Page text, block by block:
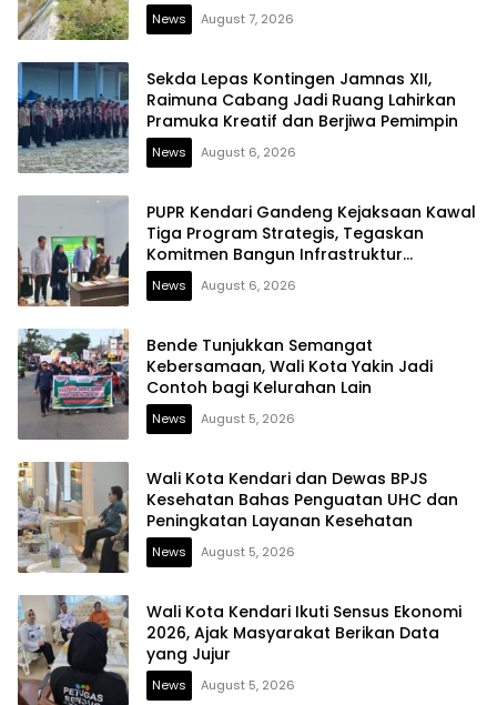
News August 7, 2026
Sekda Lepas Kontingen Jamnas XII,
Raimuna Cabang Jadi Ruang Lahirkan
Pramuka Kreatif dan Berjiwa Pemimpin
News August 6, 2026
PUPR Kendari Gandeng Kejaksaan Kawal
Tiga Program Strategis, Tegaskan
Komitmen Bangun Infrastruktur
Berintegritas
News August 6, 2026
Bende Tunjukkan Semangat
Kebersamaan, Wali Kota Yakin Jadi
Contoh bagi Kelurahan Lain
News August 5, 2026
Wali Kota Kendari dan Dewas BPJS
Kesehatan Bahas Penguatan UHC dan
Peningkatan Layanan Kesehatan
News August 5, 2026
Wali Kota Kendari Ikuti Sensus Ekonomi
2026, Ajak Masyarakat Berikan Data
yang Jujur
News August 5, 2026